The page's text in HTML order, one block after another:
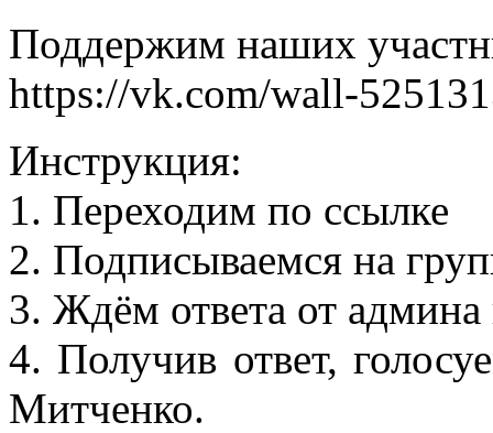
Поддержим наших
https://vk.com/wall-
Инструкция:
1. Переходим по ссылке
2. Подписываемся на
3. Ждём ответа от
4. Получив ответ,
Митченко.